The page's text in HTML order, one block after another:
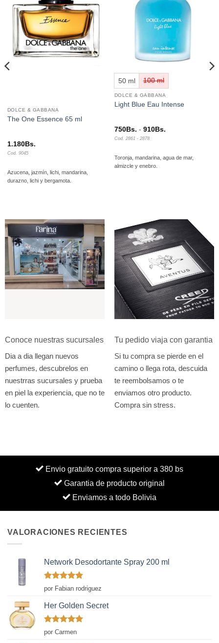
lista de
deseos
DOLCE & GABBANA
The One Essence 65 ml
1.180Bs.
Cod. 9045
Azucena, jazmín, lichi, mandarina,
durazno, lichi y bergamota.
lista de
deseos
50 ml 100 ml
DOLCE & GABBANA
Light Blue Eau Intense
750Bs. - 910Bs.Rango
750Bs.
hasta
Cod. 2861 - 2878
Toronja, mandarina, agua de mar,
almizcle y enebro.
Conoce nuestras sucursales
Dia a dia llegan nuevos
perfumes, descubrelos en
nuestrras sucursales y prueba
en piel la experiencia, que no te
lo cuenten.
Tu pedido viaja con garantia
Si tu compra se pierde en el
camino o llega rota, descuida
te reembolsamos o te
enviamos otro producto.
Compra sin stress.
Envio gratuito compra superior a 380 bs
Garantia de producto original
Enviamos a todo Bolivia
VALORACIONES RECIENTES
Network Desodortante Spray 200 ml
Valorado
con
por Fabian rodriguez
Her Golden Secret
Valorado
con
por Carmen